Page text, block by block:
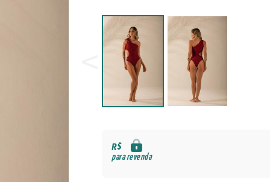
R$
para revenda